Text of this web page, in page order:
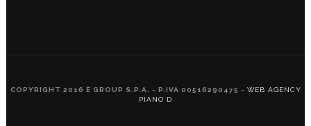
COPYRIGHT 2016 È GROUP S.P.A. - P.IVA 00516290475 - WEB AGENCY
PIANO D